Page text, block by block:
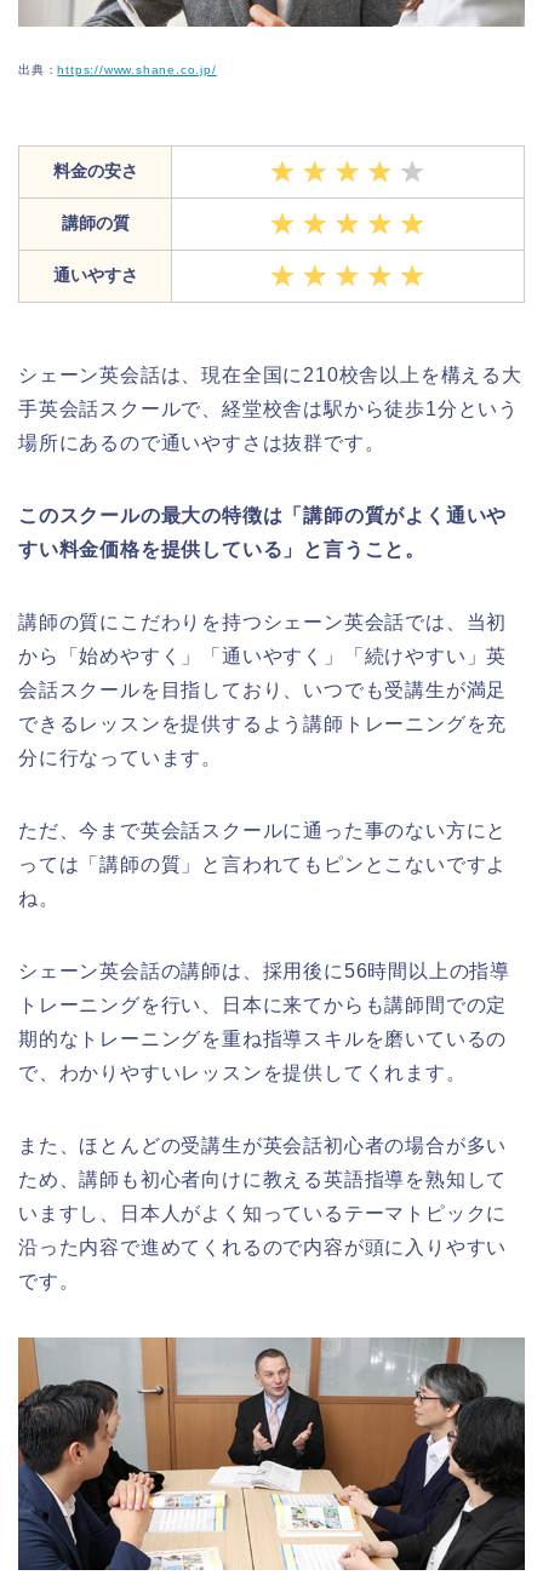
出典：https://www.shane.co.jp/
料金の安さ
講師の質
通いやすさ
シェーン英会話は、現在全国に210校舎以上を構える大
手英会話スクールで、経堂校舎は駅から徒歩1分という
場所にあるので通いやすさは抜群です。
このスクールの最大の特徴は「講師の質がよく通いや
すい料金価格を提供している」と言うこと。
講師の質にこだわりを持つシェーン英会話では、当初
から「始めやすく」「通いやすく」「続けやすい」英
会話スクールを目指しており、いつでも受講生が満足
できるレッスンを提供するよう講師トレーニングを充
分に行なっています。
ただ、今まで英会話スクールに通った事のない方にと
っては「講師の質」と言われてもピンとこないですよ
ね。
シェーン英会話の講師は、採用後に56時間以上の指導
トレーニングを行い、日本に来てからも講師間での定
期的なトレーニングを重ね指導スキルを磨いているの
で、わかりやすいレッスンを提供してくれます。
また、ほとんどの受講生が英会話初心者の場合が多い
ため、講師も初心者向けに教える英語指導を熟知して
いますし、日本人がよく知っているテーマトピックに
沿った内容で進めてくれるので内容が頭に入りやすい
です。